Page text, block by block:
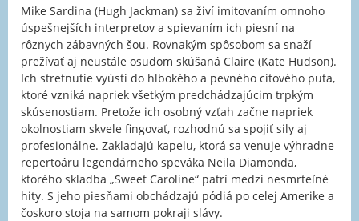
Mike Sardina (Hugh Jackman) sa živí imitovaním omnoho
úspešnejších interpretov a spievaním ich piesní na
rôznych zábavných šou. Rovnakým spôsobom sa snaží
prežívať aj neustále osudom skúšaná Claire (Kate Hudson).
Ich stretnutie vyústi do hlbokého a pevného citového puta,
ktoré vzniká napriek všetkým predchádzajúcim trpkým
skúsenostiam. Pretože ich osobný vzťah začne napriek
okolnostiam skvele fingovať, rozhodnú sa spojiť sily aj
profesionálne. Zakladajú kapelu, ktorá sa venuje výhradne
repertoáru legendárneho speváka Neila Diamonda,
ktorého skladba „Sweet Caroline“ patrí medzi nesmrteľné
hity. S jeho piesňami obchádzajú pódiá po celej Amerike a
čoskoro stoja na samom pokraji slávy.